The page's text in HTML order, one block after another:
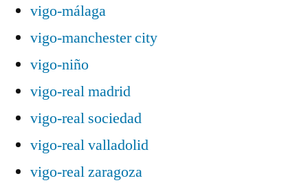
vigo-málaga
vigo-manchester city
vigo-niño
vigo-real madrid
vigo-real sociedad
vigo-real valladolid
vigo-real zaragoza